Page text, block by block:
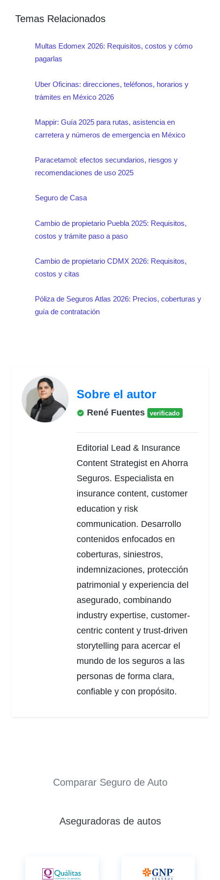
contratar cobertura en tránsito, siempre
aseguradora.
Temas Relacionados
Multas Edomex 2026: Requisitos, costos y cómo
pagarlas
Uber Oficinas: direcciones, teléfonos, horarios y
trámites en México 2026
Mappir: Guía 2025 para rutas, asistencia en
carretera y números de emergencia en México
Paracetamol: efectos secundarios, riesgos y
recomendaciones de uso 2025
Seguro de Casa
Cambio de propietario Puebla 2025: Requisitos,
costos y trámite paso a paso
Cambio de propietario CDMX 2026: Requisitos,
costos y citas
Póliza de Seguros Atlas 2026: Precios, coberturas y
guía de contratación
Sobre el autor
René Fuentes verificado
Editorial Lead & Insurance
Content Strategist en Ahorra
Seguros. Especialista en
insurance content, customer
education y risk
communication. Desarrollo
contenidos enfocados en
coberturas, siniestros,
indemnizaciones, protección
patrimonial y experiencia del
asegurado, combinando
industry expertise, customer-
centric content y trust-driven
storytelling para acercar el
mundo de los seguros a las
personas de forma clara,
confiable y con propósito.
Comparar Seguro de Auto
Aseguradoras de autos